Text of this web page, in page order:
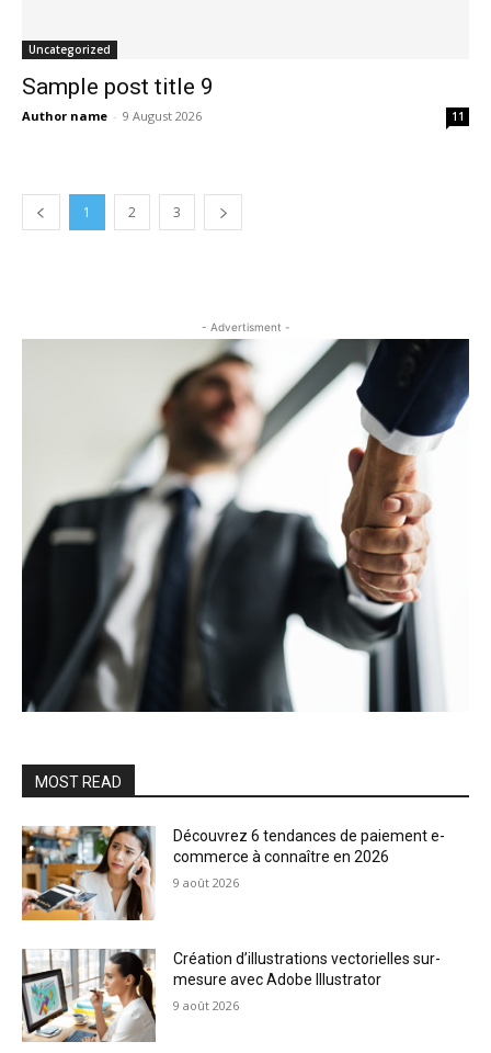
Uncategorized
Sample post title 9
Author name - 9 August 2026 11
1 2 3
- Advertisment -
MOST READ
Découvrez 6 tendances de paiement e-
commerce à connaître en 2026
9 août 2026
Création d’illustrations vectorielles sur-
mesure avec Adobe Illustrator
9 août 2026